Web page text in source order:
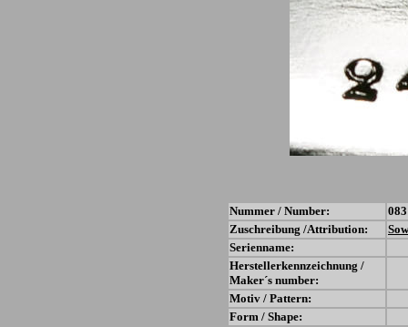
Nummer / Number:
Zuschreibung /Attribution:
Serienname:
Herstellerkennzeichnung /
Maker´s number:
Motiv / Pattern:
Form / Shape: